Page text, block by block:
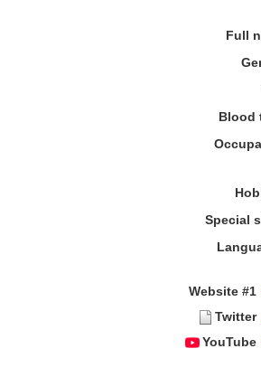
Full
Blood
Special
Website #1
Twitter
YouTube